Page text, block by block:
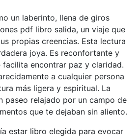
un laberinto, llena de giros
pdf libro salida, un viaje que
propias creencias. Esta lectura
joya. Es reconfortante y
facilita encontrar paz y claridad.
a cualquier persona
más ligera y espiritual. La
paseo relajado por un campo de
que te dejaban sin aliento.
estar libro elegida para evocar